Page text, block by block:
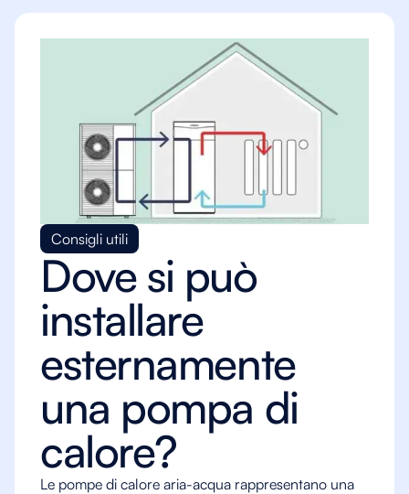
Consigli utili
Dove si può
installare
esternamente
una pompa di
calore?
Le pompe di calore aria-acqua rappresentano una